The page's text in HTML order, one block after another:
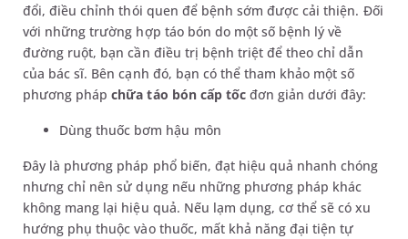
đổi, điều chỉnh thói quen để bệnh sớm được cải thiện. Đối
với những trường hợp táo bón do một số bệnh lý về
đường ruột, bạn cần điều trị bệnh triệt để theo chỉ dẫn
của bác sĩ. Bên cạnh đó, bạn có thể tham khảo một số
phương phápchữa táo bón cấp tốcđơn giản dưới đây:
Dùng thuốc bơm hậu môn
Đây là phương pháp phổ biến, đạt hiệu quả nhanh chóng
nhưng chỉ nên sử dụng nếu những phương pháp khác
không mang lại hiệu quả. Nếu lạm dụng, cơ thể sẽ có xu
hướng phụ thuộc vào thuốc, mất khả năng đại tiện tự